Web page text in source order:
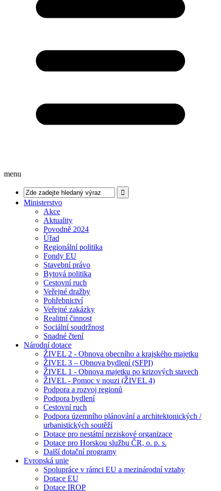
menu
Ministerstvo
Akce
Aktuality
Povodně 2024
Úřad
Regionální politika
Fondy EU
Stavební právo
Bytová politika
Cestovní ruch
Veřejné dražby
Pohřebnictví
Veřejné zakázky
Realitní činnost
Sociální soudržnost
Snadné čtení
Národní dotace
ŽIVEL 2 - Obnova obecního a krajského majetku
ŽIVEL 3 – Obnova bydlení (SFPI)
ŽIVEL 1 - Obnova majetku po krizových stavech
ŽIVEL - Pomoc v nouzi (ŽIVEL 4)
Podpora a rozvoj regionů
Podpora bydlení
Cestovní ruch
Podpora územního plánování a architektonických /
urbanistických soutěží
Dotace pro nestátní neziskové organizace
Dotace pro Horskou službu ČR, o. p. s.
Další dotační programy
Evropská unie
Spolupráce v rámci EU a mezinárodní vztahy
Dotace EU
Dotace IROP